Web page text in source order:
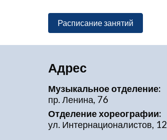
Расписание занятий
Адрес
Музыкальное отделение:
пр. Ленина, 76
Отделение хореографии:
ул. Интернационалистов, 12